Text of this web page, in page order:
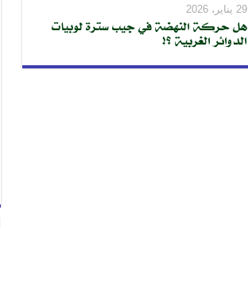
29 يناير، 2026
هل حركة النهضة في جيب سترة لوبيات
الدوائر الغربية ؟!